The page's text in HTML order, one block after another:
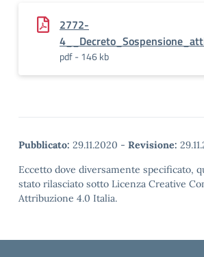
2772-
pdf - 146 kb
Pubblicato: 29.11.2020 - Revisione:
Eccetto dove diversamente specificato,
stato rilasciato sotto Licenza Creative
Attribuzione 4.0 Italia.